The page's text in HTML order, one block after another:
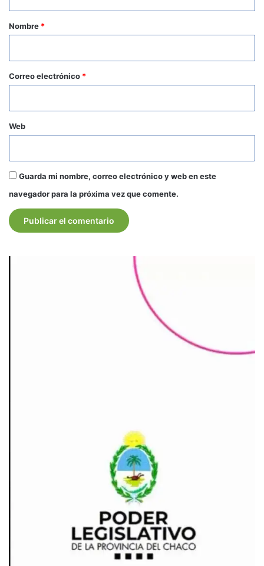
r
*
Nombre *
Correo electrónico *
Web
Guarda mi nombre, correo electrónico y web en este
navegador para la próxima vez que comente.